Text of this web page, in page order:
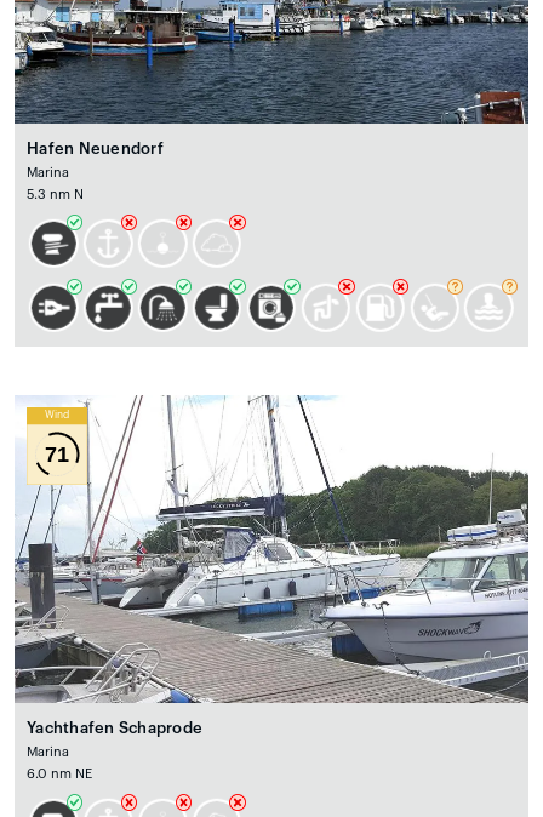
Hafen Neuendorf
Marina
5.3 nm N
Wind
71
Yachthafen Schaprode
Marina
6.0 nm NE